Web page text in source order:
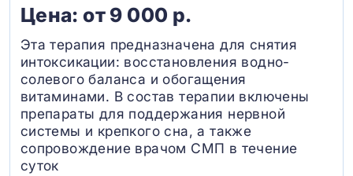
Цена: от 9 000 р.
Эта терапия предназначена для снятия
интоксикации: восстановления водно-
солевого баланса и обогащения
витаминами. В состав терапии включены
препараты для поддержания нервной
системы и крепкого сна, а также
сопровождение врачом СМП в течение
суток